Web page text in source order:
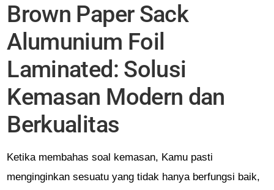
Brown Paper Sack
Alumunium Foil
Laminated: Solusi
Kemasan Modern dan
Berkualitas
Ketika membahas soal kemasan, Kamu pasti
menginginkan sesuatu yang tidak hanya berfungsi baik,